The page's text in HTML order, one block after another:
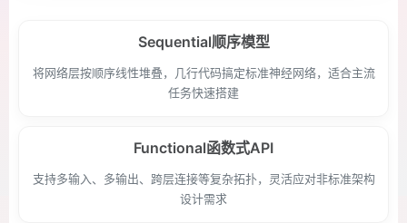
Sequential顺序模型
将网络层按顺序线性堆叠，几行代码搞定标准神经网络，适合主流
任务快速搭建
Functional函数式API
支持多输入、多输出、跨层连接等复杂拓扑，灵活应对非标准架构
设计需求